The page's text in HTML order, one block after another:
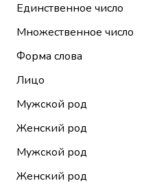
Единственное число
Множественное число
Форма слова
Лицо
Мужской род
Женский род
Мужской род
Женский род